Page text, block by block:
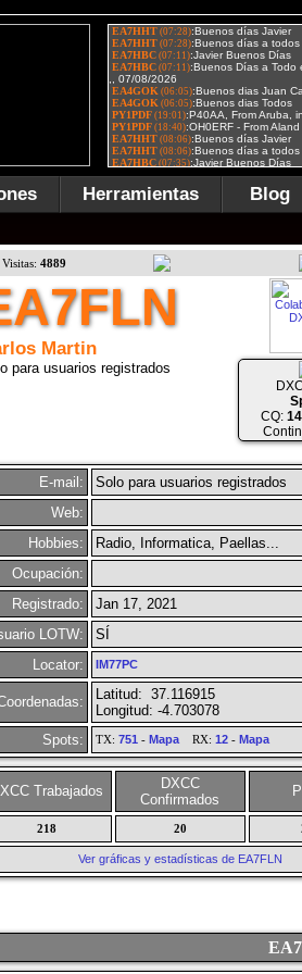
Herramientas Blog
Visitas: 4889
Martin
para usuarios registrados
CQ: 14
E-mail:
Solo para usuarios registrados
Web:
Hobbies:
Radio, Informatica, Paellas...
Ocupación:
Registrado:
Jan 17, 2021
LOTW:
SÍ
Locator:
IM77PC
Latitud: 37.116915
Longitud: -4.703078
Spots:
TX: 751 - MapaRX: 12- Mapa
Trabajados
DXCC
Confirmados
218 20
Ver gráficas y estadísticas de EA7FLN